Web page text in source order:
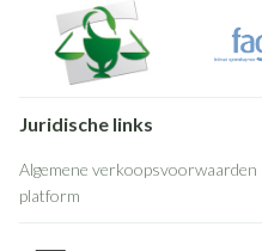
Juridische links
Algemene verkoopsvoorwaarden
platform